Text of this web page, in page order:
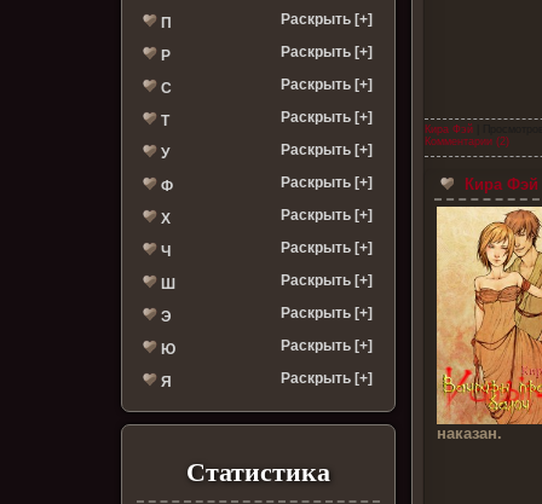
П Раскрыть [+]
Р Раскрыть [+]
С Раскрыть [+]
Т Раскрыть [+]
У Раскрыть [+]
Ф Раскрыть [+]
Х Раскрыть [+]
Ч Раскрыть [+]
Ш Раскрыть [+]
Э Раскрыть [+]
Ю Раскрыть [+]
Я Раскрыть [+]
Статистика
Кира Фэй
Комментарии (2)
Кира
наказан.